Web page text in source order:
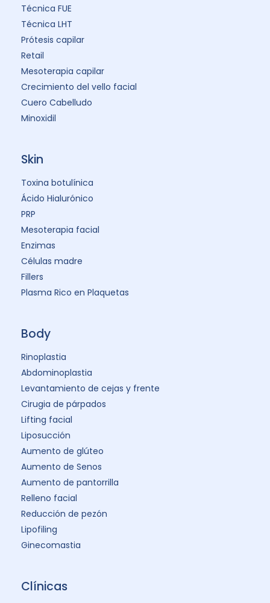
Técnica FUE
Técnica LHT
Prótesis capilar
Retail
Mesoterapia capilar
Crecimiento del vello facial
Cuero Cabelludo
Minoxidil
Skin
Toxina botulínica
Ácido Hialurónico
PRP
Mesoterapia facial
Enzimas
Células madre
Fillers
Plasma Rico en Plaquetas
Body
Rinoplastia
Abdominoplastia
Levantamiento de cejas y frente
Cirugia de párpados
Lifting facial
Liposucción
Aumento de glúteo
Aumento de Senos
Aumento de pantorrilla
Relleno facial
Reducción de pezón
Lipofiling
Ginecomastia
Clínicas